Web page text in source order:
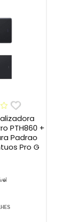
PTH860 +
Padrao
Pro G